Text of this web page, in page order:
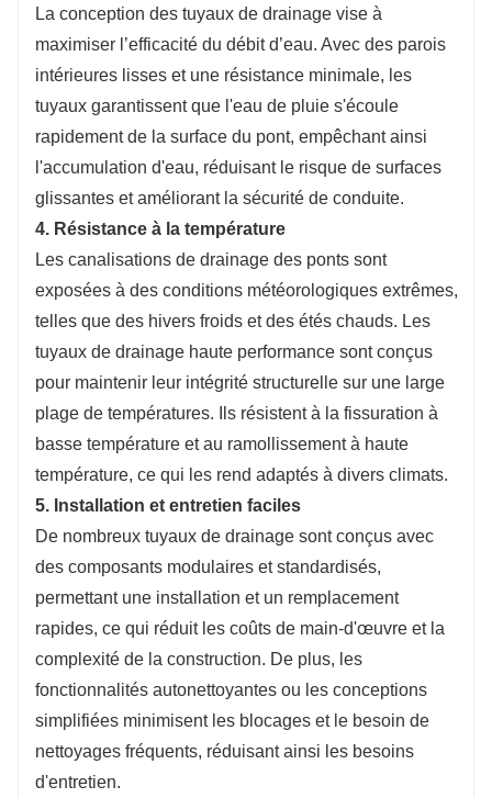
La conception des tuyaux de drainage vise à
maximiser l’efficacité du débit d’eau. Avec des parois
intérieures lisses et une résistance minimale, les
tuyaux garantissent que l'eau de pluie s'écoule
rapidement de la surface du pont, empêchant ainsi
l'accumulation d'eau, réduisant le risque de surfaces
glissantes et améliorant la sécurité de conduite.
4. Résistance à la température
Les canalisations de drainage des ponts sont
exposées à des conditions météorologiques extrêmes,
telles que des hivers froids et des étés chauds. Les
tuyaux de drainage haute performance sont conçus
pour maintenir leur intégrité structurelle sur une large
plage de températures. Ils résistent à la fissuration à
basse température et au ramollissement à haute
température, ce qui les rend adaptés à divers climats.
5. Installation et entretien faciles
De nombreux tuyaux de drainage sont conçus avec
des composants modulaires et standardisés,
permettant une installation et un remplacement
rapides, ce qui réduit les coûts de main-d'œuvre et la
complexité de la construction. De plus, les
fonctionnalités autonettoyantes ou les conceptions
simplifiées minimisent les blocages et le besoin de
nettoyages fréquents, réduisant ainsi les besoins
d'entretien.